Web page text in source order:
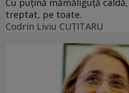
Cu puţină mămăliguţă
treptat, pe toate.
Codrin Liviu CUŢITARU